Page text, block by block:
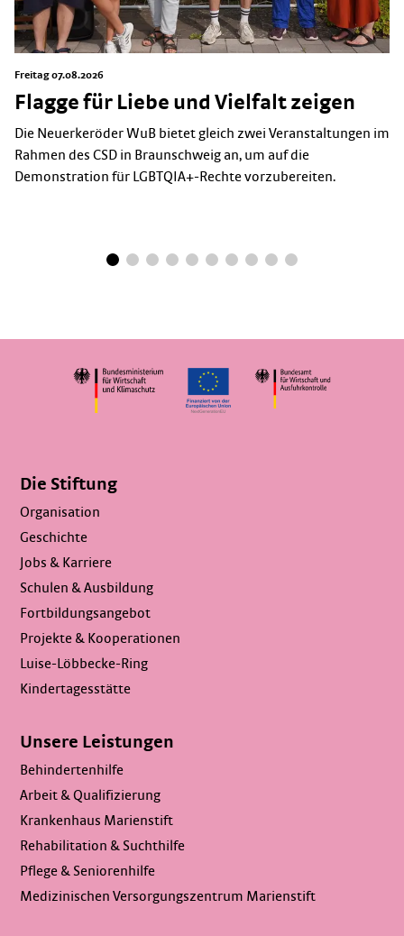
Freitag 07.08.2026
Flagge für Liebe und Vielfalt zeigen
Die Neuerkeröder WuB bietet gleich zwei Veranstaltungen im
Rahmen des CSD in Braunschweig an, um auf die
Demonstration für LGBTQIA+-Rechte vorzubereiten.
Die Stiftung
Organisation
Geschichte
Jobs & Karriere
Schulen & Ausbildung
Fortbildungsangebot
Projekte & Kooperationen
Luise-Löbbecke-Ring
Kindertagesstätte
Unsere Leistungen
Behindertenhilfe
Arbeit & Qualifizierung
Krankenhaus Marienstift
Rehabilitation & Suchthilfe
Pflege & Seniorenhilfe
Medizinischen Versorgungszentrum Marienstift